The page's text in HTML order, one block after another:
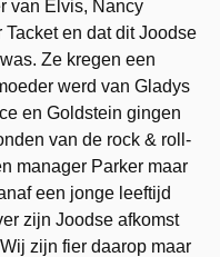
van Elvis, Nancy
en dat dit Joodse
Ze kregen een
werd van Gladys
en Goldstein gingen
van de rock & roll-
manager Parker maar
een jonge leeftijd
zijn Joodse afkomst
zijn fier daarop maar